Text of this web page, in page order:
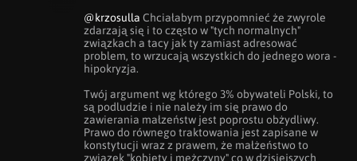
@krzosulla Chciałabym przypomnieć że zwyrole
zdarzają się i to często w "tych normalnych"
związkach a tacy jak ty zamiast adresować
problem, to wrzucają wszystkich do jednego wora -
hipokryzja.
Twój argument wg którego 3% obywateli Polski, to
są podludzie i nie należy im się prawo do
zawierania małzeństw jest poprostu obżydliwy.
Prawo do równego traktowania jest zapisane w
konstytucji wraz z prawem, że małżeństwo to
związek "kobiety i mężczyny" co w dzisiejszych